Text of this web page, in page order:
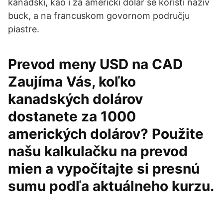
kanadski, kao i za američki dolar se koristi naziv
buck, a na francuskom govornom području
piastre.
Prevod meny USD na CAD
Zaujíma Vás, koľko
kanadských dolárov
dostanete za 1000
amerických dolárov? Použite
našu kalkulačku na prevod
mien a vypočítajte si presnú
sumu podľa aktuálneho kurzu.